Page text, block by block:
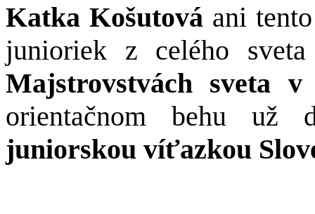
Katka Košutová ani
junioriek z celého
Majstrovstvách sveta
orientačnom behu už
juniorskou víťazkou